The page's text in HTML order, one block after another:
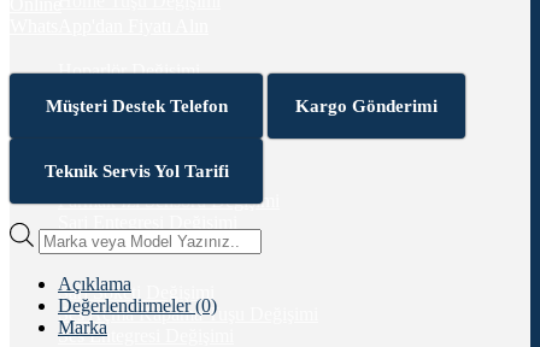
Hoparlör Değişimi
Kasa Değişimi
Ön Kamera Değişimi
Parmak İzi Sensörü Değişimi
Şarj Soketi Değişimi
Ses Açma Kapama Tuşu Değişimi
Ses Entegresi Değişimi
Müşteri Destek Telefon Kargo Gönderimi
Teknik Servis Yol Tarifi
Products
search
Açıklama
Değerlendirmeler (0)
Marka